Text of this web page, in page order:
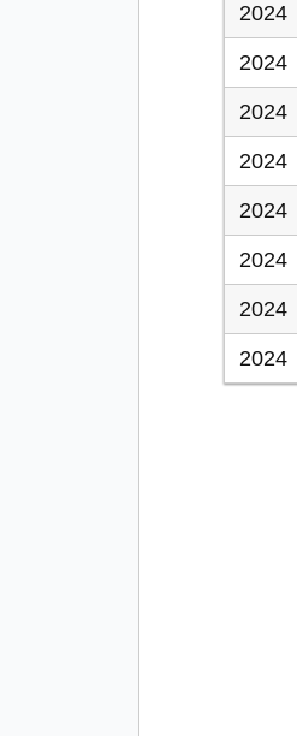
2024
2024
2024
2024
2024
2024
2024
2024